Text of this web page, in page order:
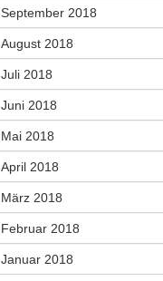
September 2018
August 2018
Juli 2018
Juni 2018
Mai 2018
April 2018
März 2018
Februar 2018
Januar 2018